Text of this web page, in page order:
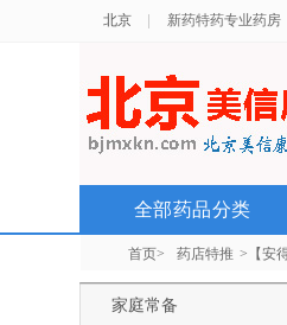
北京 新药特药专业药房
全部药品分类
首页> 药店特推 >【安
家庭常备